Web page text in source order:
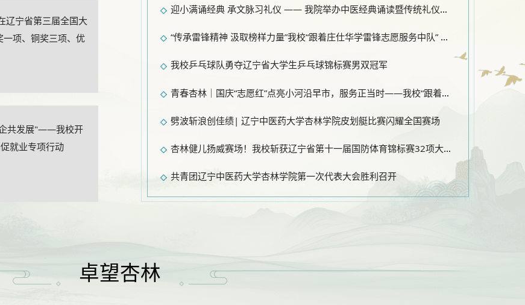
辽宁省第三届全国大
一项、铜奖三项、优
共发展"——我校开
就业专项行动
迎小满诵经典 承文脉习礼仪 —— 我院举办中医经典诵读暨传统礼仪实践活动
“传承雷锋精神 汲取榜样力量”我校“跟着庄仕华学雷锋志愿服务中队” 受邀参加沈阳市2026年学雷锋志愿服务活动月启动仪式
我校乒乓球队勇夺辽宁省大学生乒乓球锦标赛男双冠军
青春杏林｜国庆“志愿红”点亮小河沿早市，服务正当时——我校“跟着庄仕华学雷锋志愿服务中队”进行时
劈波斩浪创佳绩| 辽宁中医药大学杏林学院皮划艇比赛闪耀全国赛场
杏林健儿扬威赛场！我校斩获辽宁省第十一届国防体育锦标赛32项大奖！
共青团辽宁中医药大学杏林学院第一次代表大会胜利召开
卓望杏林